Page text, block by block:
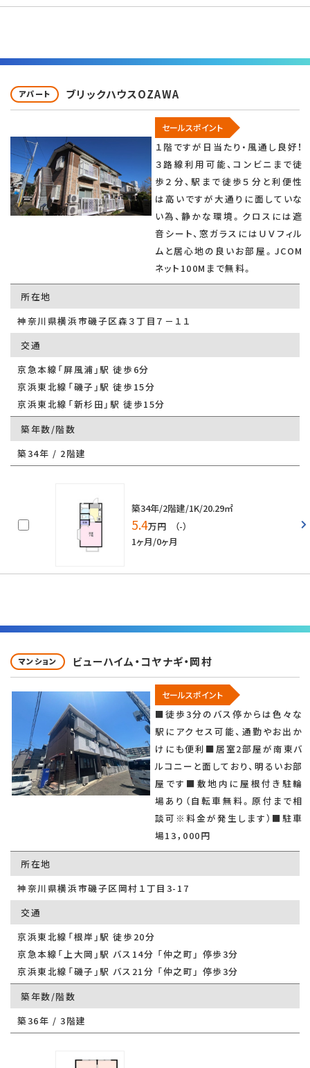
アパート ブリックハウスOZAWA
セールスポイント
１階ですが日当たり・風通し良好！
３路線利用可能、コンビニまで徒
歩２分、駅まで徒歩５分と利便性
は高いですが大通りに面していな
い為、静かな環境。クロスには遮
音シート、窓ガラスにはＵＶフィル
ムと居心地の良いお部屋。JCOM
ネット100Mまで無料。
所在地
神奈川県横浜市磯子区森３丁目７－１１
交通
京急本線「屏風浦」駅 徒歩6分
京浜東北線「磯子」駅 徒歩15分
京浜東北線「新杉田」駅 徒歩15分
築年数/階数
築34年 / 2階建
築34年/2階建/1K/20.29㎡
5.4万円 （-）
1ヶ月/0ヶ月
マンション ビューハイム・コヤナギ・岡村
セールスポイント
■徒歩3分のバス停からは色々な
駅にアクセス可能、通勤やお出か
けにも便利■居室2部屋が南東バ
ルコニーと面しており、明るいお部
屋です■敷地内に屋根付き駐輪
場あり（自転車無料。原付まで相
談可※料金が発生します）■駐車
場13，000円
所在地
神奈川県横浜市磯子区岡村１丁目3-17
交通
京浜東北線「根岸」駅 徒歩20分
京急本線「上大岡」駅 バス14分 「仲之町」 停歩3分
京浜東北線「磯子」駅 バス21分 「仲之町」 停歩3分
築年数/階数
築36年 / 3階建